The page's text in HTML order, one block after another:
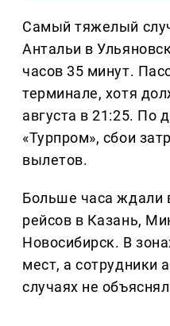
Самый тяжелый
Антальи в
часов 35 минут.
терминале, хотя
августа в 21:25. По
«Турпром», сбои
вылетов.
Больше часа ждали
рейсов в Казань,
Новосибирск. В
мест, а сотрудники
случаях не